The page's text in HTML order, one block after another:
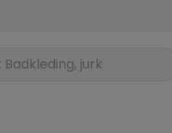
un produit